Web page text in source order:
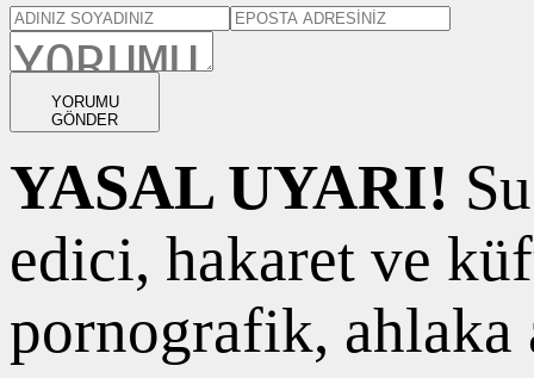
YORUMU
GÖNDER
YASAL UYARI!
edici, hakaret ve
pornografik, ahlaka